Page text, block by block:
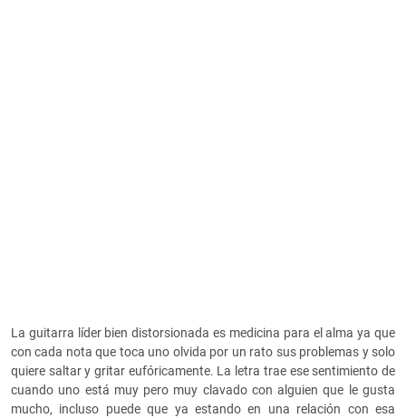
La guitarra líder bien distorsionada es medicina para el alma ya que
con cada nota que toca uno olvida por un rato sus problemas y solo
quiere saltar y gritar eufóricamente. La letra trae ese sentimiento de
cuando uno está muy pero muy clavado con alguien que le gusta
mucho, incluso puede que ya estando en una relación con esa